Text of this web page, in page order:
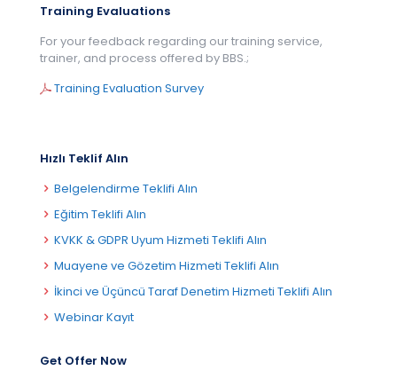
Training Evaluations
For your feedback regarding our training service,
trainer, and process offered by BBS.;
Training Evaluation Survey
Hızlı Teklif Alın
Belgelendirme Teklifi Alın
Eğitim Teklifi Alın
KVKK & GDPR Uyum Hizmeti Teklifi Alın
Muayene ve Gözetim Hizmeti Teklifi Alın
İkinci ve Üçüncü Taraf Denetim Hizmeti Teklifi Alın
Webinar Kayıt
Get Offer Now